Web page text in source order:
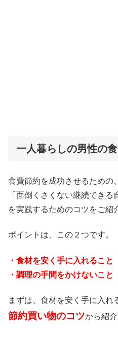
一人暮らしの男性の
食費節約を成功させるための、
「面倒くさくない継続できる
を実践するためのコツをご紹
ポイントは、この２つです。
・食材を安く手に入れること
・調理の手間をかけないこと
まずは、食材を安く手に入れ
節約買い物のコツから紹介